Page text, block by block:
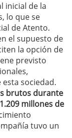
inicial de la
lo que se
de Atento.
el supuesto de
la opción de
previsto
sociedad.
brutos durante
millones de
tuvo un